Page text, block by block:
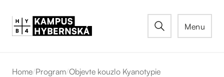
Menu
Home/Program/Objevte kouzlo Kyanotypie